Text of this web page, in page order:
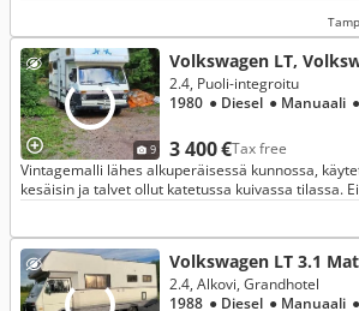
9
Volkswagen LT,
3 400 €Tax free
2.4, Puoli-integroitu
1980 ● Diesel ● Manuaali
Vintagemalli lähes alkuperäisessä kunnossa,
kesäisin ja talvet ollut katetussa kuivassa tilassa.
2.4, Alkovi, Grandhotel
1988 ● Diesel ● Manuaali